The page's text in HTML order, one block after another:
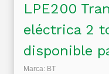
LPE200
eléctrica 2
disponible
Marca: BT